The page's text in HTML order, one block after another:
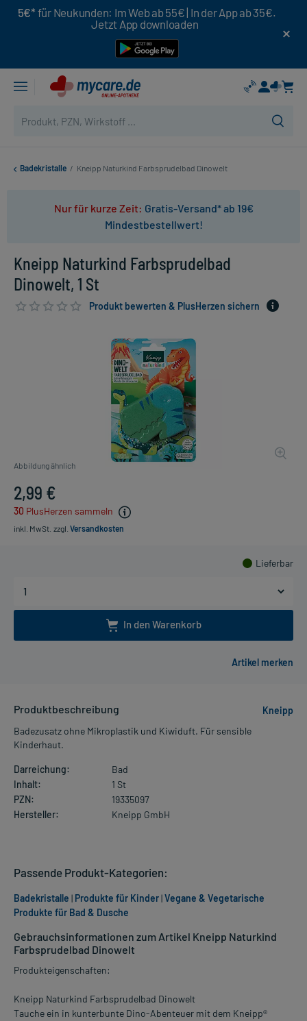
5€* für Neukunden: Im Web ab 55€ | In der App ab 35€.
Jetzt App downloaden
Badekristalle / Kneipp Naturkind Farbsprudelbad Dinowelt
Nur für kurze Zeit: Gratis-Versand* ab 19€
Mindestbestellwert!
Kneipp Naturkind Farbsprudelbad
Dinowelt, 1 St
Produkt bewerten & PlusHerzen sichern
Abbildung ähnlich
2,99 €
30 PlusHerzen sammeln
inkl. MwSt. zzgl. Versandkosten
Lieferbar
In den Warenkorb
Produktbeschreibung
Kneipp
Badezusatz ohne Mikroplastik und Kiwiduft. Für sensible
Kinderhaut.
Darreichung:
Bad
Inhalt:
1 St
PZN:
19335097
Hersteller:
Kneipp GmbH
Gebrauchsinformationen zum Artikel Kneipp Naturkind
Farbsprudelbad Dinowelt
Produkteigenschaften:
Kneipp Naturkind Farbsprudelbad Dinowelt
Tauche ein in kunterbunte Dino-Abenteuer mit dem Kneipp®
Passende Produkt-Kategorien:
Badekristalle | Produkte für Kinder|Vegane & Vegetarische
Produkte für Bad & Dusche